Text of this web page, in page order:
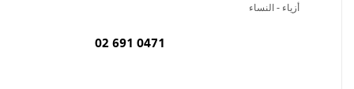
أزياء - النساء
02 691 0471